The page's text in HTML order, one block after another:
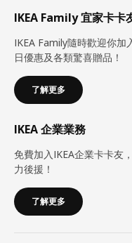
IKEA Family 宜家卡卡
IKEA Family隨時歡迎你加
日優惠及各類驚喜贈品！
了解更多
IKEA 企業業務
免費加入IKEA企業卡卡友
力後援！
了解更多